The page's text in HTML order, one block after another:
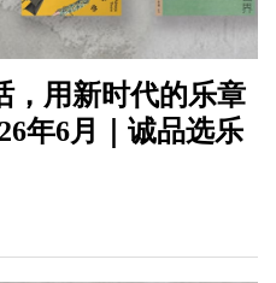
，用新时代的乐章
年6月｜诚品选乐